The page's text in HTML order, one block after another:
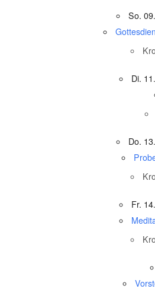
So.
Di.
Do.
Fr.